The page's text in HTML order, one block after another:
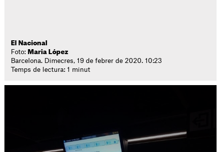
El Nacional
Foto: Maria López
Barcelona. Dimecres, 19 de febrer de 2020. 10:23
Temps de lectura: 1 minut